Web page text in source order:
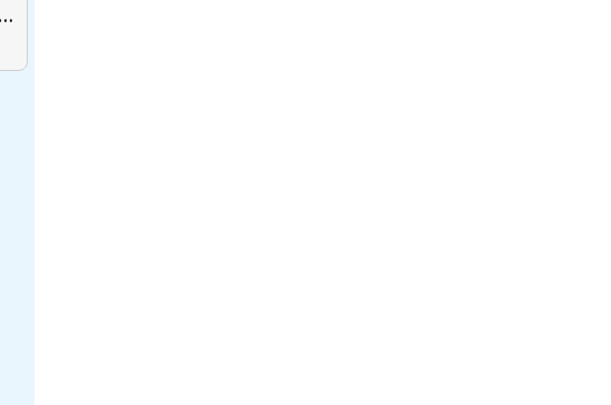
Dell Optiplex 3060 micro | i5-8400T | 8GB | 256GB SSD | Win 11